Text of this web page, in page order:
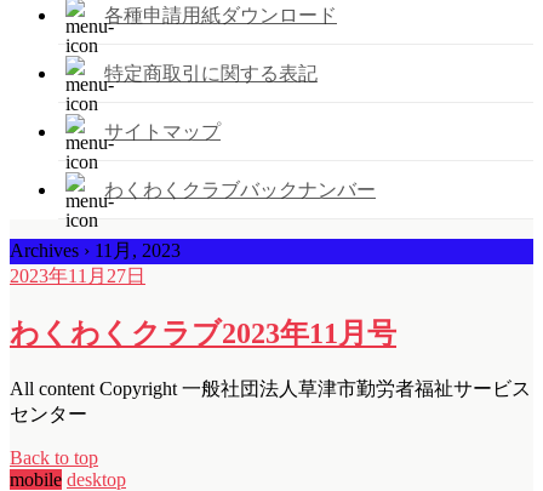
各種申請用紙ダウンロード
特定商取引に関する表記
サイトマップ
わくわくクラブバックナンバー
Archives › 11月, 2023
2023年11月27日
わくわくクラブ2023年11月号
All content Copyright 一般社団法人草津市勤労者福祉サービス
センター
Back to top
mobile desktop